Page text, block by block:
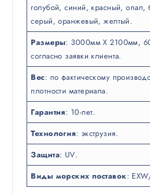
голубой, синий, красный, опал,
серый, оранжевый, желтый.
Размеры: 3000мм Х 2100мм,
согласно заявки клиента.
Вес: по фактическому
плотности материала.
Гарантия: 10-лет.
Технология: экструзия.
Защита: UV.
Виды морских поставок: